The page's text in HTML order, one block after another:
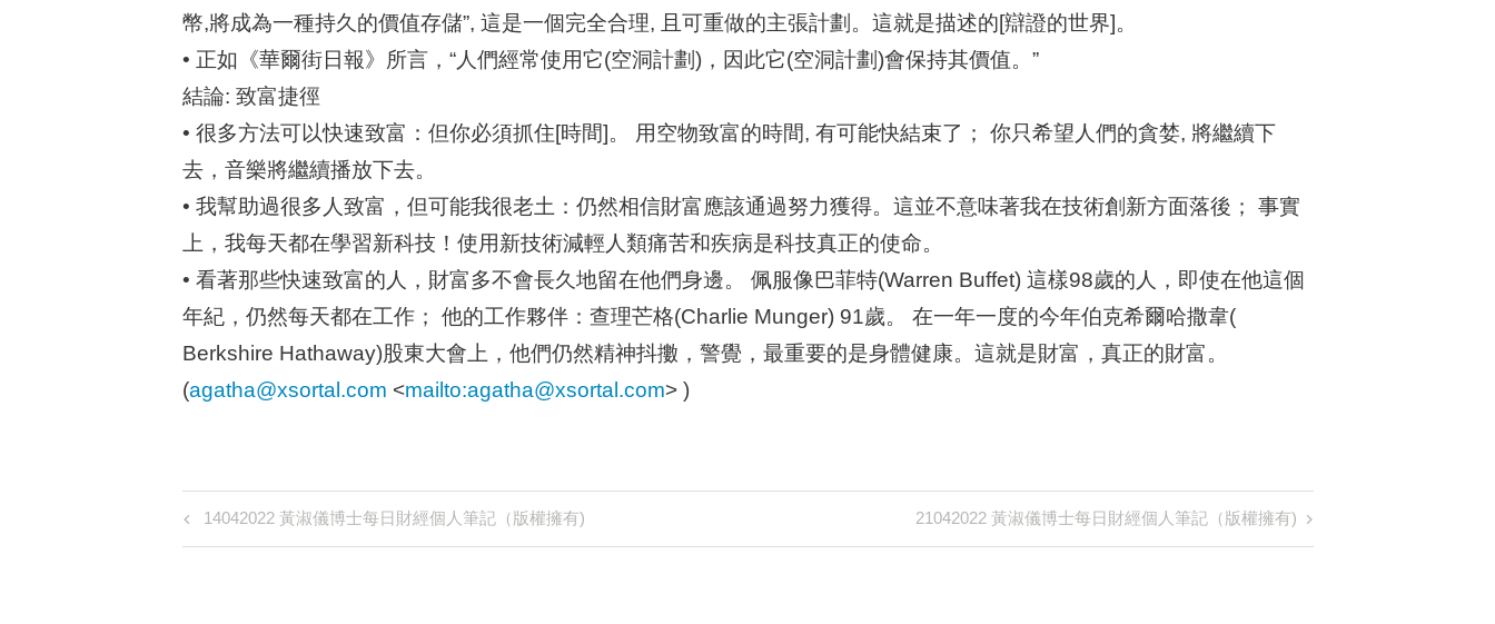
幣,將成為一種持久的價值存儲”, 這是一個完全合理, 且可重做的主張計劃。這就是描述的[辯證的世界]。
• 正如《華爾街日報》所言，“人們經常使用它(空洞計劃)，因此它(空洞計劃)會保持其價值。”
結論: 致富捷徑
• 很多方法可以快速致富：但你必須抓住[時間]。 用空物致富的時間, 有可能快結束了； 你只希望人們的貪婪, 將繼續下
去，音樂將繼續播放下去。
• 我幫助過很多人致富，但可能我很老土：仍然相信財富應該通過努力獲得。這並不意味著我在技術創新方面落後； 事實
上，我每天都在學習新科技！使用新技術減輕人類痛苦和疾病是科技真正的使命。
• 看著那些快速致富的人，財富多不會長久地留在他們身邊。 佩服像巴菲特(Warren Buffet) 這樣98歲的人，即使在他這個
年紀，仍然每天都在工作； 他的工作夥伴：查理芒格(Charlie Munger) 91歲。 在一年一度的今年伯克希爾哈撒韋(
Berkshire Hathaway)股東大會上，他們仍然精神抖擻，警覺，最重要的是身體健康。這就是財富，真正的財富。
(agatha@xsortal.com <mailto:agatha@xsortal.com> )
Post
navigation
Previous
Post
14042022 黃淑儀博士每日財經個人筆記（版權擁有)
Next
Post
21042022 黃淑儀博士每日財經個人筆記（版權擁有)